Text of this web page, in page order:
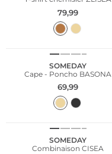
79,99
SOMEDAY
Cape - Poncho BASONA
69,99
SOMEDAY
Combinaison CISEA